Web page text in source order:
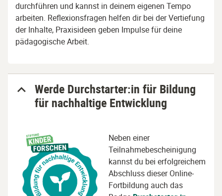
durchführen und kannst in deinem eigenen Tempo
arbeiten. Reflexionsfragen helfen dir bei der Vertiefung
der Inhalte, Praxisideen geben Impulse für deine
pädagogische Arbeit.
Werde Durchstarter:in für Bildung
für nachhaltige Entwicklung
Neben einer
Teilnahmebescheinigung
kannst du bei erfolgreichem
Abschluss dieser Online-
Fortbildung auch das